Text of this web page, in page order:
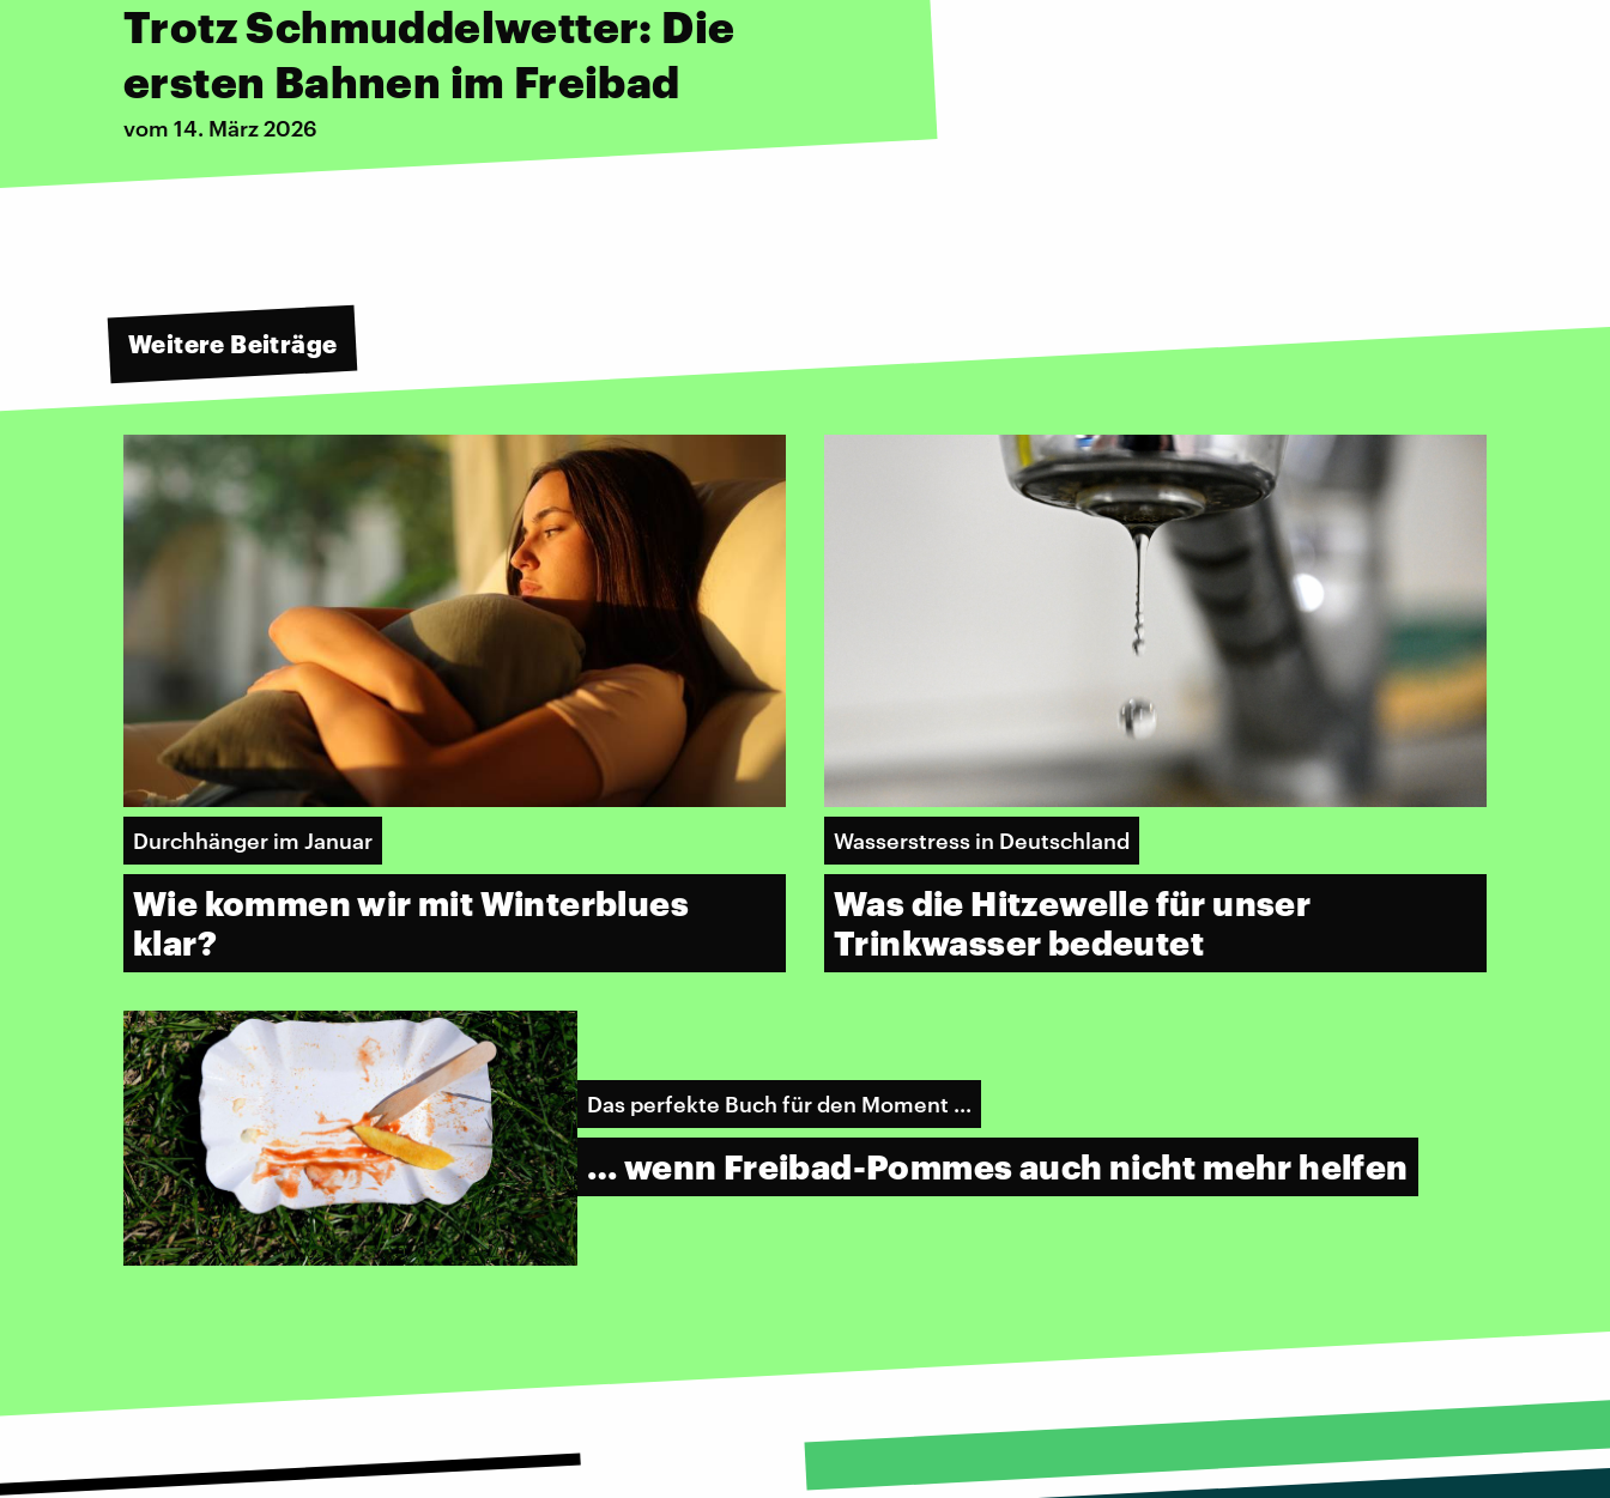
Trotz Schmuddelwetter: Die
ersten Bahnen im Freibad
vom 14. März 2026
Weitere Beiträge
Durchhänger im Januar
Wie kommen wir mit Winterblues
klar?
Wasserstress in Deutschland
Was die Hitzewelle für unser
Trinkwasser bedeutet
Das perfekte Buch für den Moment ...
… wenn Freibad-Pommes auch nicht mehr helfen